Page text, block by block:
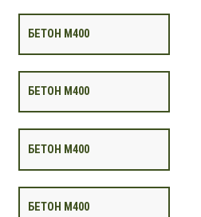
БЕТОН М400
БЕТОН М400
БЕТОН М400
БЕТОН М400